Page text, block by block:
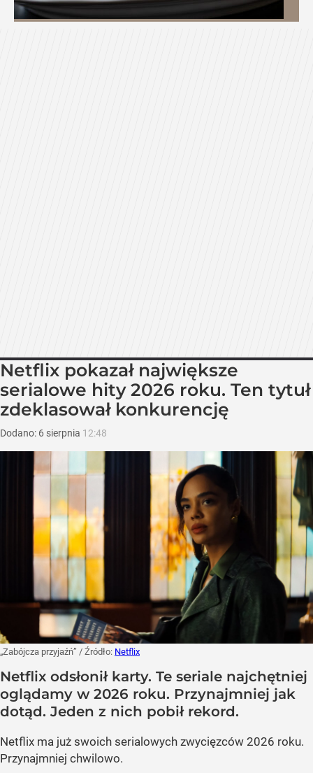
Netflix pokazał największe
serialowe hity 2026 roku. Ten tytuł
zdeklasował konkurencję
Dodano: 6 sierpnia 12:48
„Zabójcza przyjaźń” / Źródło: Netflix
Netflix odsłonił karty. Te seriale najchętniej
oglądamy w 2026 roku. Przynajmniej jak
dotąd. Jeden z nich pobił rekord.
Netflix ma już swoich serialowych zwycięzców 2026 roku.
Przynajmniej chwilowo.